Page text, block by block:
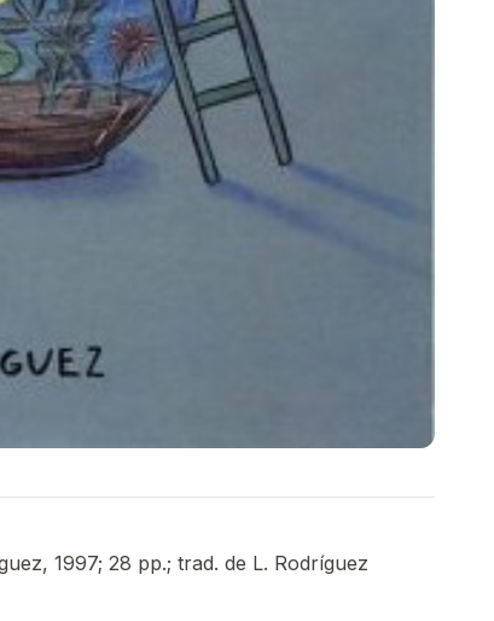
1997; 28 pp.; trad. de L. Rodríguez